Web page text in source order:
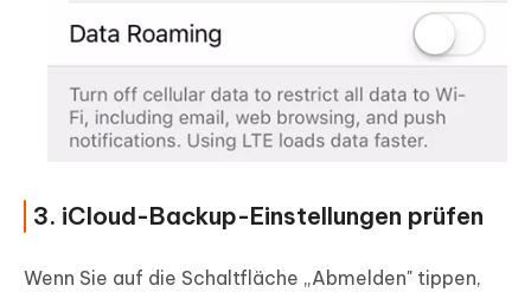
3. iCloud-Backup-Einstellungen prüfen
Wenn Sie auf die Schaltfläche „Abmelden" tippen,